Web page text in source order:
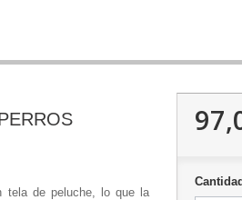
tela de peluche, lo que la
Cantidad